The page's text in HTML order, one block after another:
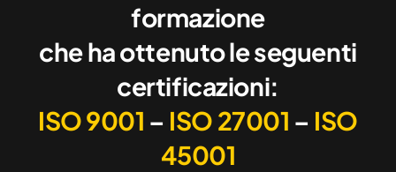
formazione
che ha ottenuto le seguenti
certificazioni:
ISO 9001 – ISO 27001 – ISO
45001